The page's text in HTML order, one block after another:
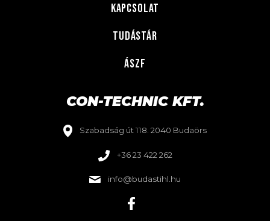
KAPCSOLAT
tudástár
Ászf
CON-TECHNIC KFT.
Szabadság út 118. 2040 Budaörs
+36 23 422 262
info@budastihl.hu